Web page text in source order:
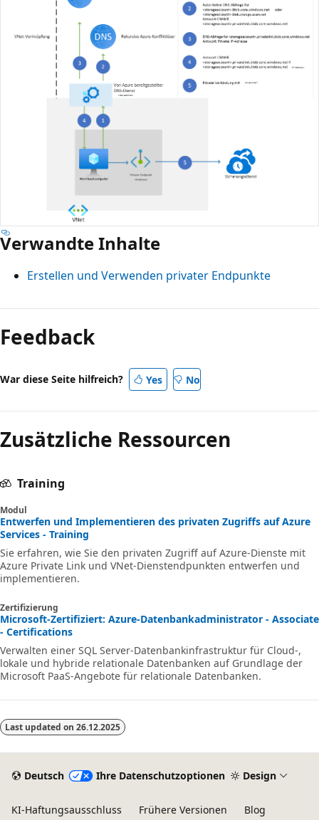
Verwandte Inhalte
Erstellen und Verwenden privater Endpunkte
Feedback
War diese Seite hilfreich? Yes No
Zusätzliche Ressourcen
Training
Modul
Entwerfen und Implementieren des privaten Zugriffs auf Azure
Services - Training
Sie erfahren, wie Sie den privaten Zugriff auf Azure-Dienste mit
Azure Private Link und VNet-Dienstendpunkten entwerfen und
implementieren.
Zertifizierung
Microsoft-Zertifiziert: Azure-Datenbankadministrator - Associate
- Certifications
Verwalten einer SQL Server-Datenbankinfrastruktur für Cloud-,
lokale und hybride relationale Datenbanken auf Grundlage der
Microsoft PaaS-Angebote für relationale Datenbanken.
Last updated on 26.12.2025
Deutsch Ihre Datenschutzoptionen Design
KI-Haftungsausschluss Frühere Versionen Blog